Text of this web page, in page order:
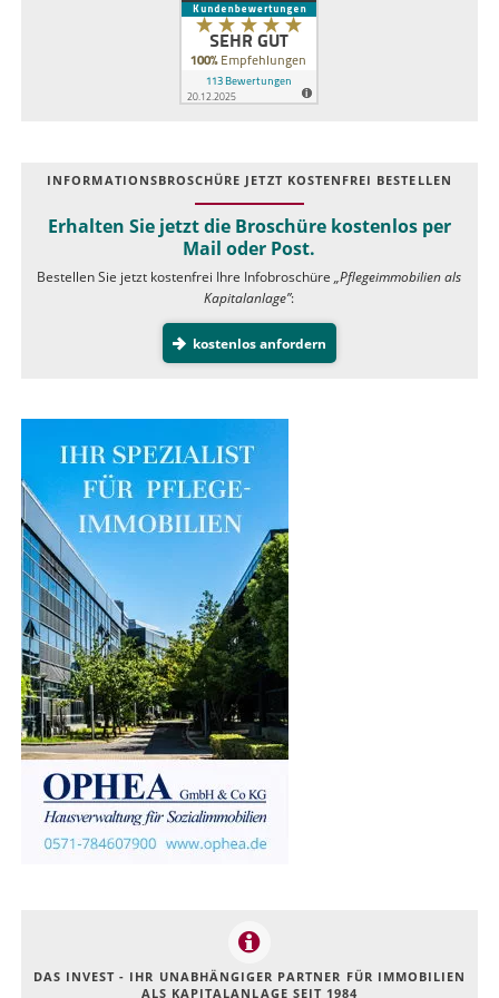
INFOR­MATIONS­BROSCHÜRE JETZT KOSTEN­FREI BESTELLEN
Erhalten Sie jetzt die Broschüre kostenlos per
Mail oder Post.
Bestellen Sie jetzt kostenfrei Ihre Infobroschüre„Pflegeimmobilien als
Kapitalanlage”:
kostenlos anfordern
DAS INVEST - IHR UNABHÄNGIGER PARTNER FÜR IMMOBILIEN
ALS KAPITALANLAGE SEIT 1984